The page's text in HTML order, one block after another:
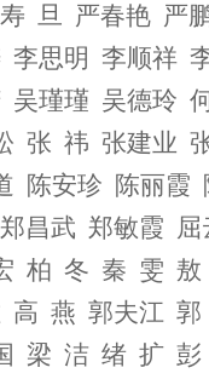
旦 严春艳 严
思明 李顺祥
瑾瑾 吴德玲
张 祎 张建业
陈安珍 陈丽霞
昌武 郑敏霞
柏 冬 秦 雯 敖
高 燕 郭夫江
梁 洁 绪 扩 彭